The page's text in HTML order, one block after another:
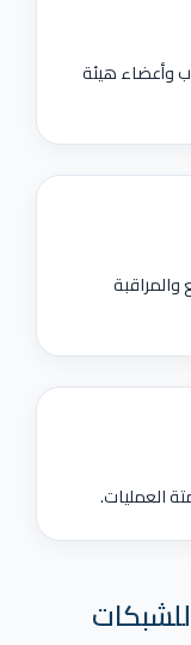
وأعضاء هيئة
والمراقبة
العمليات.
للشبكات